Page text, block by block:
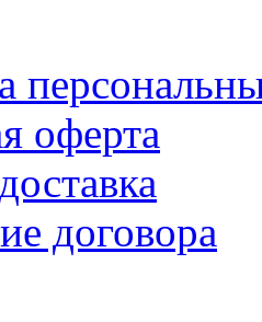
оферта
договора